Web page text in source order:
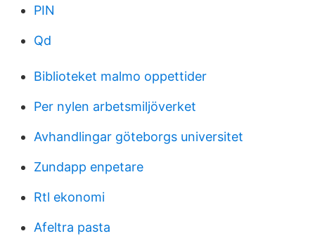
PIN
Qd
Biblioteket malmo oppettider
Per nylen arbetsmiljöverket
Avhandlingar göteborgs universitet
Zundapp enpetare
Rtl ekonomi
Afeltra pasta